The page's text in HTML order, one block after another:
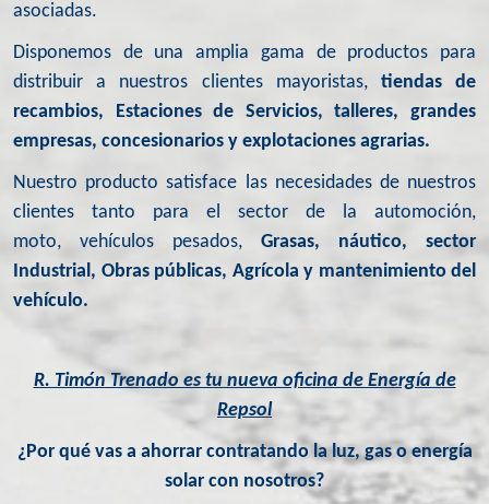
asociadas.
Disponemos de una amplia gama de productos para
distribuir a nuestros clientes mayoristas, tiendas de
recambios, Estaciones de Servicios, talleres, grandes
empresas, concesionarios y explotaciones agrarias.
Nuestro producto satisface las necesidades de nuestros
clientes tanto para el sector de la automoción,
moto, vehículos pesados, Grasas, náutico, sector
Industrial, Obras públicas, Agrícola y mantenimiento del
vehículo.
R. Timón Trenado es tu nueva oficina de Energía de
Repsol
¿Por qué vas a ahorrar contratando la luz, gas o energía
solar con nosotros?